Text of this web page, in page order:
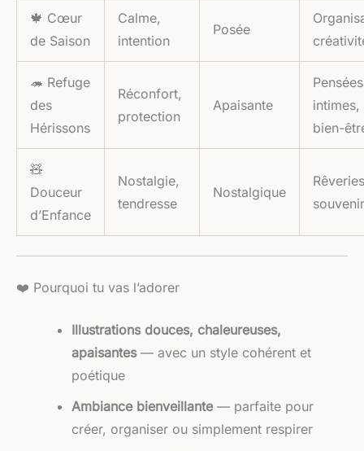
🍁 Cœur
de Saison
Calme,
intention
Posée
🦔 Refuge
des
Hérissons
Réconfort,
protection
Apaisante
Pensées
intimes,
bien-
🧸
Douceur
d’Enfance
Nostalgie,
tendresse
Nostalgique
❤️ Pourquoi tu vas l’adorer
Illustrations douces, chaleureuses,
apaisantes— avec un style cohérent et
poétique
Ambiance bienveillante— parfaite pour
créer, organiser ou simplement respirer